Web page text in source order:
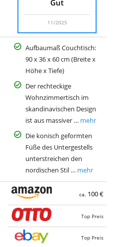
Gut
11/2025
Aufbaumaß Couchtisch:
90 x 36 x 60 cm (Breite x
Höhe x Tiefe)
Der rechteckige
Wohnzimmertisch im
skandinavischen Design
ist aus massiver … mehr
Die konisch geformten
Füße des Untergestells
unterstreichen den
nordischen Stil … mehr
ca. 100 €
Top Preis
Top Preis